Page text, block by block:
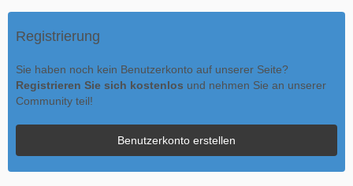
Registrierung
Sie haben noch kein Benutzerkonto auf unserer Seite?
Registrieren Sie sich kostenlos und nehmen Sie an unserer
Community teil!
Benutzerkonto erstellen